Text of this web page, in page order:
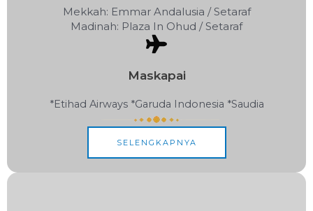
Mekkah: Emmar Andalusia / Setaraf
Madinah: Plaza In Ohud / Setaraf
Maskapai
*Etihad Airways *Garuda Indonesia *Saudia
SELENGKAPNYA